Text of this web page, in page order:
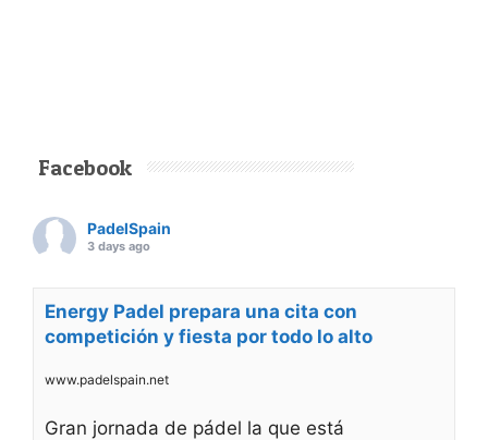
Facebook
PadelSpain
3 days ago
Energy Padel prepara una cita con
competición y fiesta por todo lo alto
www.padelspain.net
Gran jornada de pádel la que está